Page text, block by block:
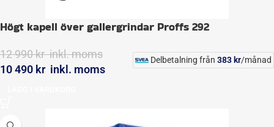
Högt kapell över gallergrindar Proffs 292
12 990kr inkl. moms
10 490 kr inkl. moms
Delbetalning från 383 kr/månad